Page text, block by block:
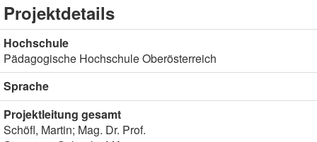
Projektdetails
Hochschule
Pädagogische Hochschule Oberösterreich
Sprache
Projektleitung gesamt
Schöfl, Martin; Mag. Dr. Prof.